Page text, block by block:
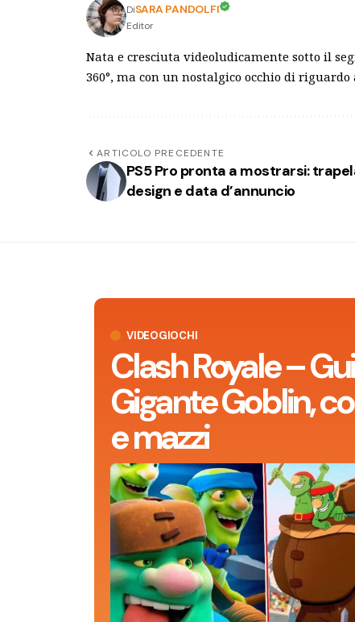
DiSARA PANDOLFI
Editor
Nata e cresciuta videoludicamente sotto il
360°, ma con un nostalgico occhio di
ARTICOLO PRECEDENTE
PS5 Pro pronta a mostrarsi:
design e data d’annuncio
VIDEOGIOCHI
Clash Royale –
Gigante Goblin,
e mazzi